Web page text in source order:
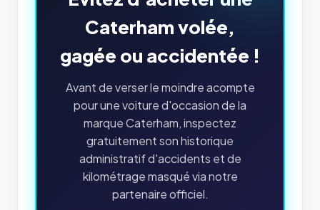
Caterham volée,
gagée ou accidentée !
Avant de verser le moindre acompte
pour une voiture d'occasion de la
marque Caterham, inspectez
gratuitement son historique
administratif d'accidents et de
kilométrage masqué via notre
partenaire officiel.